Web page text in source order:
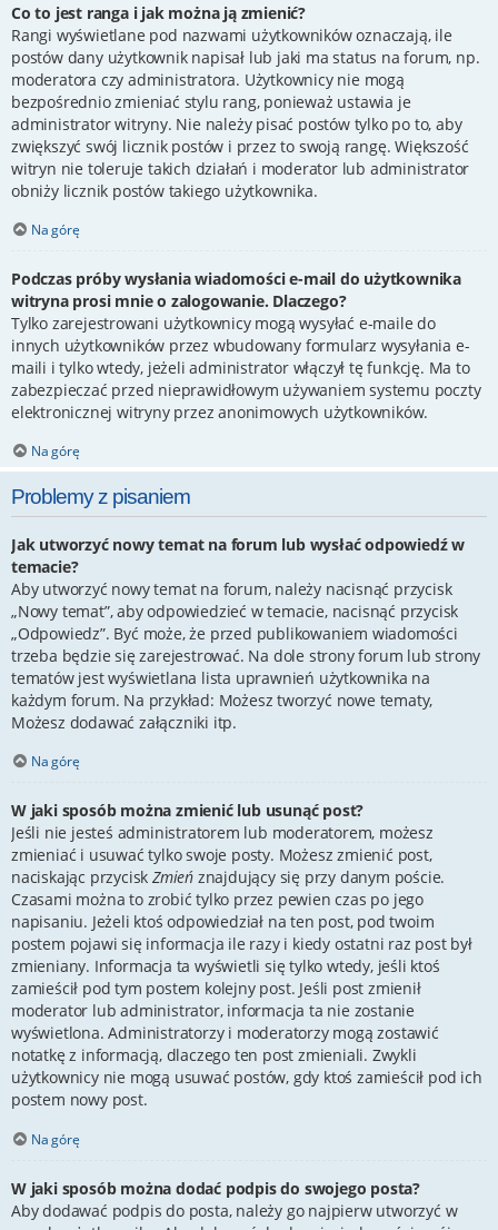
Co to jest ranga i jak można ją zmienić?
Rangi wyświetlane pod nazwami użytkowników oznaczają, ile
postów dany użytkownik napisał lub jaki ma status na forum, np.
moderatora czy administratora. Użytkownicy nie mogą
bezpośrednio zmieniać stylu rang, ponieważ ustawia je
administrator witryny. Nie należy pisać postów tylko po to, aby
zwiększyć swój licznik postów i przez to swoją rangę. Większość
witryn nie toleruje takich działań i moderator lub administrator
obniży licznik postów takiego użytkownika.
Na górę
Podczas próby wysłania wiadomości e-mail do użytkownika
witryna prosi mnie o zalogowanie. Dlaczego?
Tylko zarejestrowani użytkownicy mogą wysyłać e-maile do
innych użytkowników przez wbudowany formularz wysyłania e-
maili i tylko wtedy, jeżeli administrator włączył tę funkcję. Ma to
zabezpieczać przed nieprawidłowym używaniem systemu poczty
elektronicznej witryny przez anonimowych użytkowników.
Na górę
Problemy z pisaniem
Jak utworzyć nowy temat na forum lub wysłać odpowiedź w
temacie?
Aby utworzyć nowy temat na forum, należy nacisnąć przycisk
„Nowy temat”, aby odpowiedzieć w temacie, nacisnąć przycisk
„Odpowiedz”. Być może, że przed publikowaniem wiadomości
trzeba będzie się zarejestrować. Na dole strony forum lub strony
tematów jest wyświetlana lista uprawnień użytkownika na
każdym forum. Na przykład: Możesz tworzyć nowe tematy,
Możesz dodawać załączniki itp.
Na górę
W jaki sposób można zmienić lub usunąć post?
Jeśli nie jesteś administratorem lub moderatorem, możesz
zmieniać i usuwać tylko swoje posty. Możesz zmienić post,
naciskając przyciskZmień znajdujący się przy danym poście.
Czasami można to zrobić tylko przez pewien czas po jego
napisaniu. Jeżeli ktoś odpowiedział na ten post, pod twoim
postem pojawi się informacja ile razy i kiedy ostatni raz post był
zmieniany. Informacja ta wyświetli się tylko wtedy, jeśli ktoś
zamieścił pod tym postem kolejny post. Jeśli post zmienił
moderator lub administrator, informacja ta nie zostanie
wyświetlona. Administratorzy i moderatorzy mogą zostawić
notatkę z informacją, dlaczego ten post zmieniali. Zwykli
użytkownicy nie mogą usuwać postów, gdy ktoś zamieścił pod ich
postem nowy post.
Na górę
W jaki sposób można dodać podpis do swojego posta?
Aby dodawać podpis do posta, należy go najpierw utworzyć w